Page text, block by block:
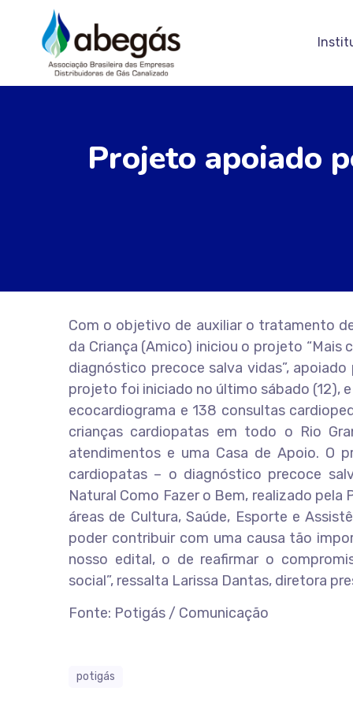
Projeto apoiado
Com o objetivo de auxiliar o tratamento
da Criança (Amico) iniciou o projeto
diagnóstico precoce salva vidas”,
projeto foi iniciado no último sábado (12),
ecocardiograma e 138 consultas
crianças cardiopatas em todo o Rio
atendimentos e uma Casa de Apoio. O
cardiopatas – o diagnóstico precoce
Natural Como Fazer o Bem, realizado
áreas de Cultura, Saúde, Esporte e
poder contribuir com uma causa tão
nosso edital, o de reafirmar o
social”, ressalta Larissa Dantas, diretora
Fonte: Potigás / Comunicação
potigás